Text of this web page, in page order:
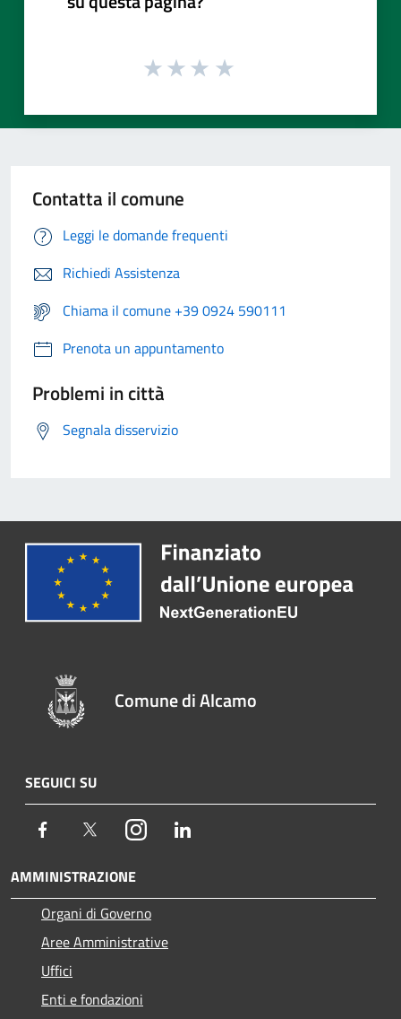
Contatta il comune
Leggi le domande frequenti
Richiedi Assistenza
Chiama il comune +39 0924 590111
Prenota un appuntamento
Problemi in città
Segnala disservizio
Comune di Alcamo
SEGUICI SU
Facebook TwitterInstagram
AMMINISTRAZIONE
Organi di Governo
Aree Amministrative
Uffici
Enti e fondazioni